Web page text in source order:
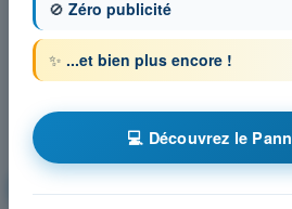
Météorologie
🚫 Zéro publicité
✨ ...et bien plus encore !
💻 Découvrez le